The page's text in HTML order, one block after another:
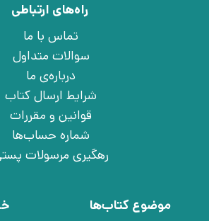
راه‌های ارتباطی
تماس با ما
سوالات متداول
درباره‌ی ما
شرایط ارسال کتاب
قوانین و مقررات
شماره حساب‌ها
رهگیری مرسولات
موضوع کتاب‌ها